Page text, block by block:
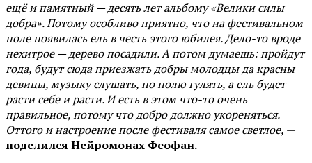
ещё и памятный — десять лет альбому «Велики силы
добра». Потому особливо приятно, что на фестивальном
поле появилась ель в честь этого юбилея. Дело-то вроде
нехитрое — дерево посадили. А потом думаешь: пройдут
года, будут сюда приезжать добры молодцы да красны
девицы, музыку слушать, по полю гулять, а ель будет
расти себе и расти. И есть в этом что-то очень
правильное, потому что добро должно укореняться.
Оттого и настроение после фестиваля самое светлое, —
поделился Нейромонах Феофан.